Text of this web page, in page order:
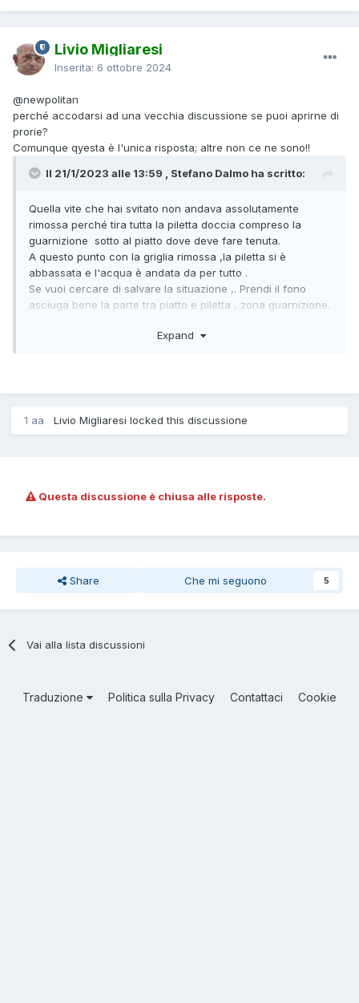
Livio Migliaresi
Inserita: 6 ottobre 2024
@newpolitan
perché accodarsi ad una vecchia discussione se puoi aprirne di
prorie?
Comunque qyesta è l'unica risposta; altre non ce ne sono!!
Il 21/1/2023 alle 13:59 , Stefano Dalmo ha scritto:
Quella vite che hai svitato non andava assolutamente
rimossa perché tira tutta la piletta doccia compreso la
guarnizione sotto al piatto dove deve fare tenuta.
A questo punto con la griglia rimossa ,la piletta si è
abbassata e l'acqua è andata da per tutto .
Se vuoi cercare di salvare la situazione ,. Prendi il fono
asciuga bene la parte tra piatto e piletta , zona guarnizione.
rimetti la sua griglietta avvitando ben tirato il bullone
Expand
1 aa Livio Migliaresi locked this discussione
Questa discussione è chiusa alle risposte.
Share Che mi seguono 5
Vai alla lista discussioni
Traduzione Politica sulla Privacy Contattaci Cookie